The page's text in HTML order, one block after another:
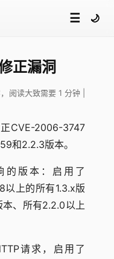
☰ 🌙
正漏洞
阅读大致需要 1 分钟
CVE-2006-3747
和2.2.3版本。
的版本：启用了
上的所有1.3.x版
、所有2.2.0以上
请求，启用了